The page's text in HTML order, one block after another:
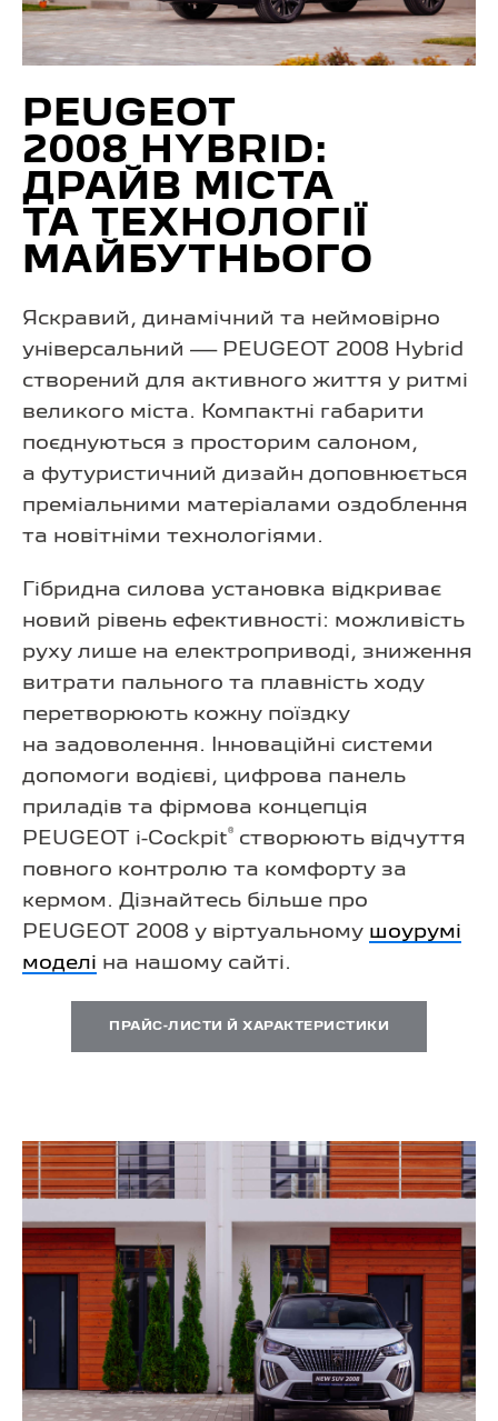
PEUGEOT
2008 HYBRID:
ДРАЙВ МІСТА
ТА ТЕХНОЛОГІЇ
МАЙБУТНЬОГО
Яскравий, динамічний та неймовірно
універсальний — PEUGEOT 2008 Hybrid
створений для активного життя у ритмі
великого міста. Компактні габарити
поєднуються з просторим салоном,
а футуристичний дизайн доповнюється
преміальними матеріалами оздоблення
та новітніми технологіями.
Гібридна силова установка відкриває
новий рівень ефективності: можливість
руху лише на електроприводі, зниження
витрати пального та плавність ходу
перетворюють кожну поїздку
на задоволення. Інноваційні системи
допомоги водієві, цифрова панель
приладів та фірмова концепція
PEUGEOT i-Cockpit® створюють відчуття
повного контролю та комфорту за
кермом. Дізнайтесь більше про
PEUGEOT 2008 у віртуальному шоурумі
моделі на нашому сайті.
ПРАЙС-ЛИСТИ Й ХАРАКТЕРИСТИКИ